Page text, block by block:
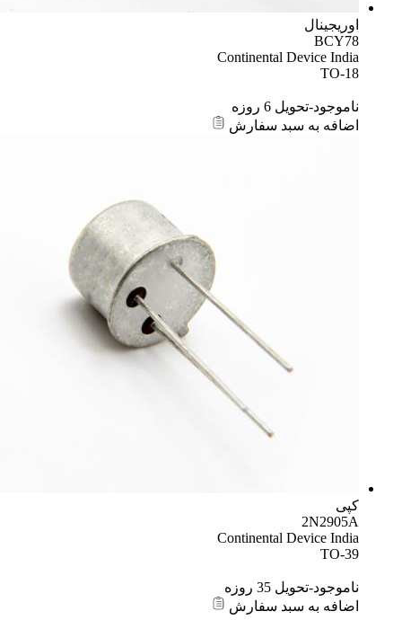
اوریجینال
BCY78
Continental Device India
TO-18
ناموجود-تحویل 6 روزه
اضافه به سبد سفارش
کپی
2N2905A
Continental Device India
TO-39
ناموجود-تحویل 35 روزه
اضافه به سبد سفارش